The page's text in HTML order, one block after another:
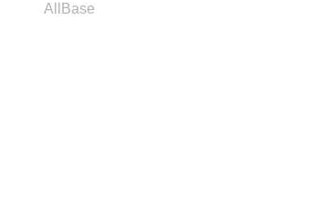
AllBase